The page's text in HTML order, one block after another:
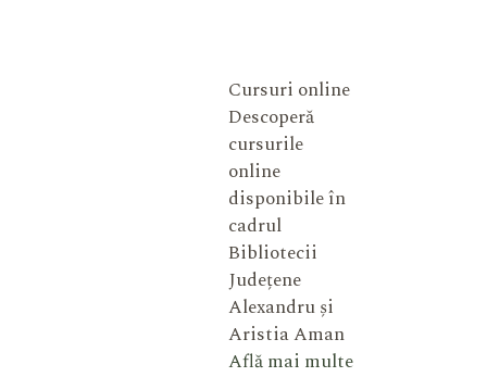
Cursuri online
Descoperă
cursurile
online
disponibile în
cadrul
Bibliotecii
Județene
Alexandru și
Aristia Aman
Află mai multe